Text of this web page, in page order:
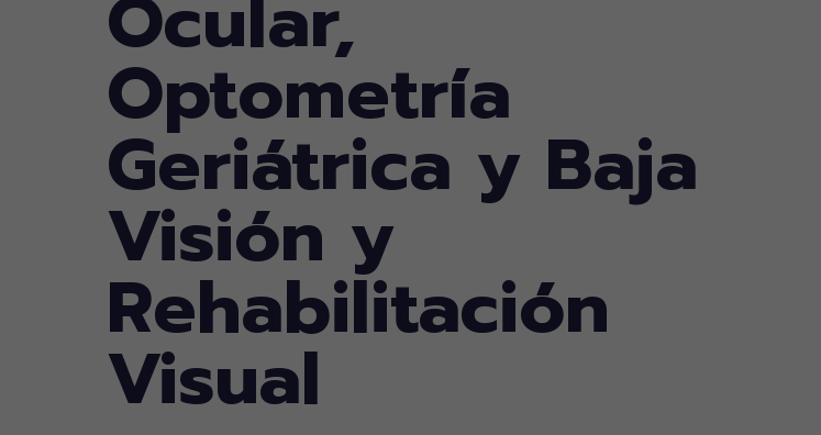
Ocular,
Optometría
Geriátrica y Baja
Visión y
Rehabilitación
Visual